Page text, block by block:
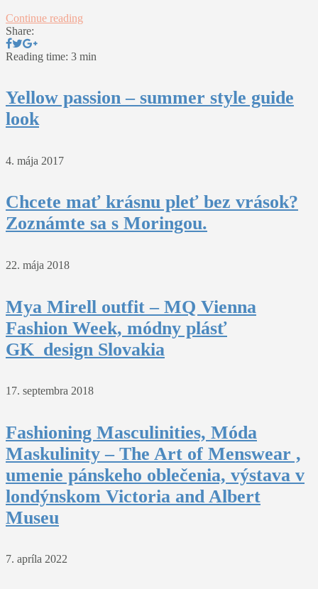
Continue reading
Share:
Reading time: 3 min
Yellow passion – summer style guide
look
4. mája 2017
Chcete mať krásnu pleť bez vrások?
Zoznámte sa s Moringou.
22. mája 2018
Mya Mirell outfit – MQ Vienna
Fashion Week, módny plásť
GK_design Slovakia
17. septembra 2018
Fashioning Masculinities, Móda
Maskulinity – The Art of Menswear ,
umenie pánskeho oblečenia, výstava v
londýnskom Victoria and Albert
Museu
7. apríla 2022